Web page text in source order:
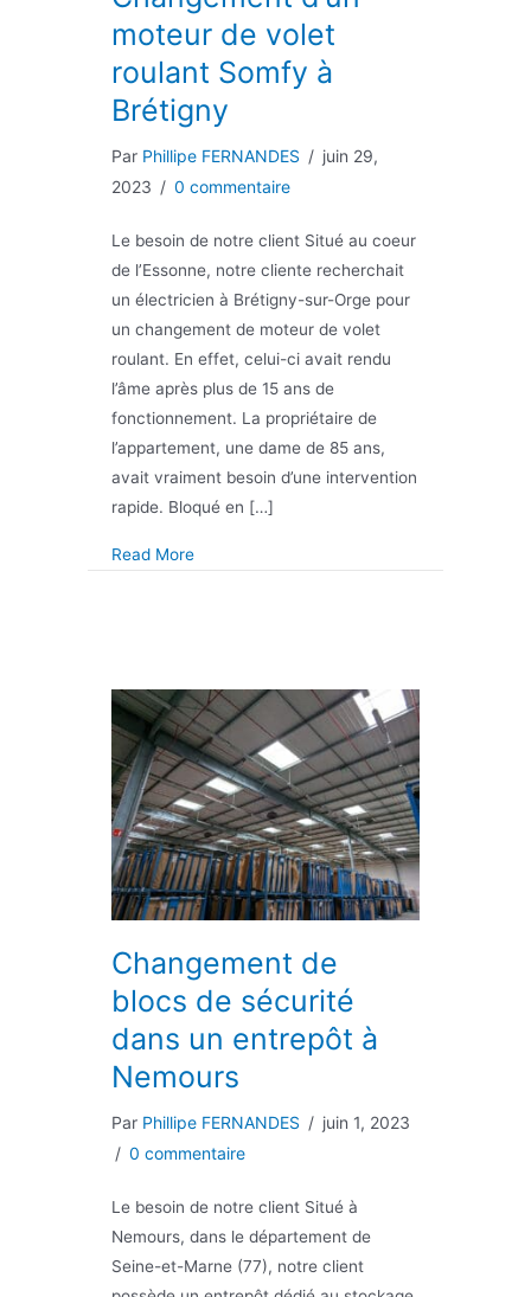
moteur de volet
roulant Somfy à
Brétigny
Par Phillipe FERNANDES / juin 29,
2023 / 0 commentaire
Le besoin de notre client Situé au coeur
de l’Essonne, notre cliente recherchait
un électricien à Brétigny-sur-Orge pour
un changement de moteur de volet
roulant. En effet, celui-ci avait rendu
l’âme après plus de 15 ans de
fonctionnement. La propriétaire de
l’appartement, une dame de 85 ans,
avait vraiment besoin d’une intervention
rapide. Bloqué en […]
Read Moreabout Changement d’un moteur de volet
Changement de
blocs de sécurité
dans un entrepôt à
Nemours
Par Phillipe FERNANDES / juin 1, 2023
/ 0 commentaire
Le besoin de notre client Situé à
Nemours, dans le département de
Seine-et-Marne (77), notre client